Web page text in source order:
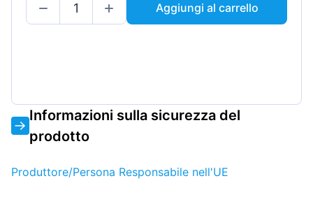
Aggiungi al carrello
Informazioni sulla sicurezza del
prodotto
Produttore/Persona Responsabile nell'UE